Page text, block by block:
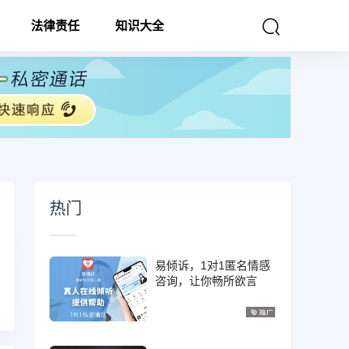
法律责任 知识大全
热门
易倾诉，1对1匿名情感
咨询，让你畅所欲言